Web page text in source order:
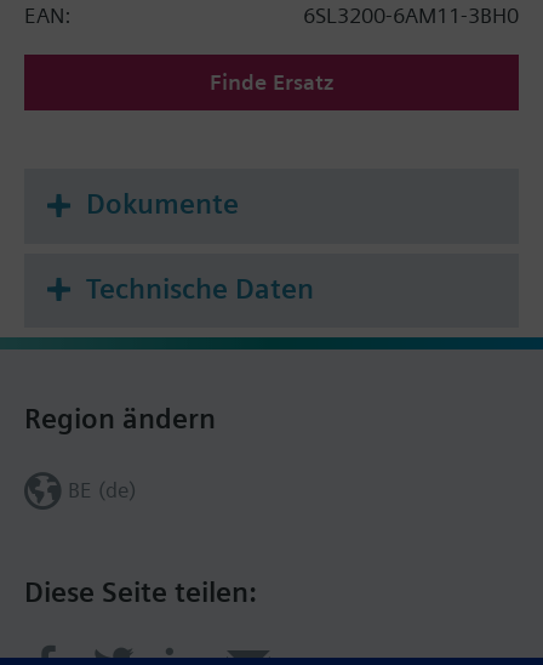
EAN:
6SL3200-6AM11-3BH0
Finde Ersatz
Dokumente
Technische Daten
Diese Seite teilen:
Region ändern
BE (de)